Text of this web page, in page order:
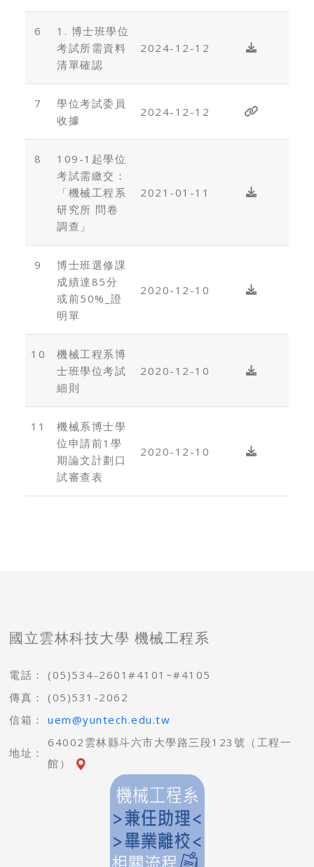
6
1. 博士班學位
考試所需資料
清單確認
2024-12-12
7
學位考試委員
收據
2024-12-12
8
109-1起學位
考試需繳交：
「機械工程系
研究所 問卷
調查」
2021-01-11
9
博士班選修課
成績達85分
或前50%_證
明單
2020-12-10
10
機械工程系博
士班學位考試
細則
2020-12-10
11
機械系博士學
位申請前1學
期論文計劃口
試審查表
2020-12-10
國立雲林科技大學 機械工程系
電話：
(05)534-2601#4101~#4105
傳真：
(05)531-2062
信箱：
uem@yuntech.edu.tw
地址：
64002雲林縣斗六市大學路三段123號（工程一
館）